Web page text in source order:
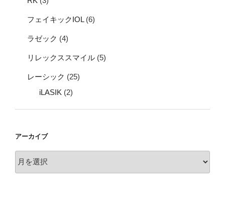
フェイキックIOL(6)
ラゼック (4)
リレックススマイル (5)
レーシック (25)
iLASIK (2)
アーカイブ
ア